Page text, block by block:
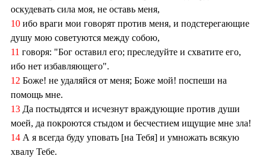
оскудевать сила моя, не оставь меня,
10 ибо враги мои говорят против меня, и подстерегающие
душу мою советуются между собою,
11 говоря: "Бог оставил его; преследуйте и схватите его,
ибо нет избавляющего".
12 Боже! не удаляйся от меня; Боже мой! поспеши на
помощь мне.
13 Да постыдятся и исчезнут враждующие против души
моей, да покроются стыдом и бесчестием ищущие мне зла!
14 А я всегда буду уповать [на Тебя] и умножать всякую
хвалу Тебе.